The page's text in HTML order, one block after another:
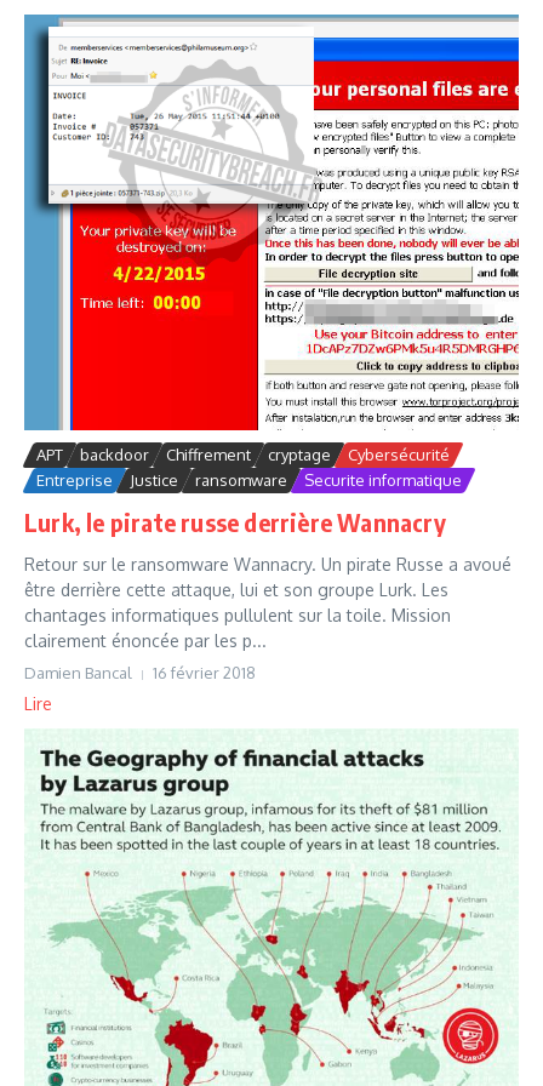
APT backdoor Chiffrement cryptage
Cybersécurité
Entreprise
Justice ransomware Securite informatique
Lurk, le pirate russe derrière Wannacry
Retour sur le ransomware Wannacry. Un pirate Russe a avoué
être derrière cette attaque, lui et son groupe Lurk. Les
chantages informatiques pullulent sur la toile. Mission
clairement énoncée par les p...
Damien Bancal 16 février 2018
Lire